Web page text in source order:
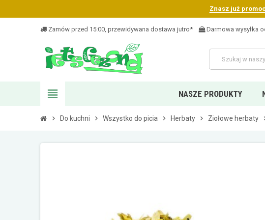
Znasz już
Zamów przed 15:00, przewidywana dostawa jutro* Darmowa wysyłka
view_headline NASZE PRODUKTY
chevron_right Do kuchni chevron_right Wszystko do picia chevron_right Herbaty chevron_right Ziołowe herbaty